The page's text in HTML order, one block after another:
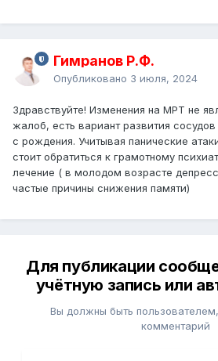
Гимранов Р.Ф.
Опубликовано 3 июля, 2024
Здравствуйте! Изменения на МРТ не
жалоб, есть вариант развития
с рождения. Учитывая панические
стоит обратиться к грамотному
лечение ( в молодом возрасте
частые причины снижения памяти)
Для публикации
учётную запись или
Вы должны быть
комментарий